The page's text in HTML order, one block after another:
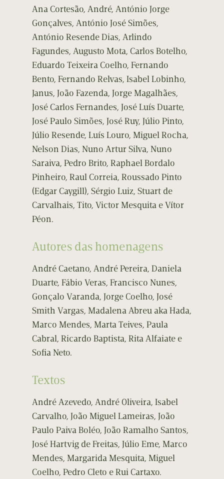
Ana Cortesão, André, António Jorge
Gonçalves, António José Simões,
António Resende Dias, Arlindo
Fagundes, Augusto Mota, Carlos Botelho,
Eduardo Teixeira Coelho, Fernando
Bento, Fernando Relvas, Isabel Lobinho,
Janus, João Fazenda, Jorge Magalhães,
José Carlos Fernandes, José Luís Duarte,
José Paulo Simões, José Ruy, Júlio Pinto,
Júlio Resende, Luís Louro, Miguel Rocha,
Nelson Dias, Nuno Artur Silva, Nuno
Saraiva, Pedro Brito, Raphael Bordalo
Pinheiro, Raul Correia, Roussado Pinto
(Edgar Caygill), Sérgio Luiz, Stuart de
Carvalhais, Tito, Victor Mesquita e Vítor
Péon.
Autores das homenagens
André Caetano, André Pereira, Daniela
Duarte, Fábio Veras, Francisco Nunes,
Gonçalo Varanda, Jorge Coelho, José
Smith Vargas, Madalena Abreu aka Hada,
Marco Mendes, Marta Teives, Paula
Cabral, Ricardo Baptista, Rita Alfaiate e
Sofia Neto.
Textos
André Azevedo, André Oliveira, Isabel
Carvalho, João Miguel Lameiras, João
Paulo Paiva Boléo, João Ramalho Santos,
José Hartvig de Freitas, Júlio Eme, Marco
Mendes, Margarida Mesquita, Miguel
Coelho, Pedro Cleto e Rui Cartaxo.